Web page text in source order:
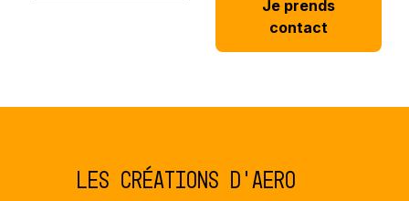
Je prends
contact
Les créations d'AERO